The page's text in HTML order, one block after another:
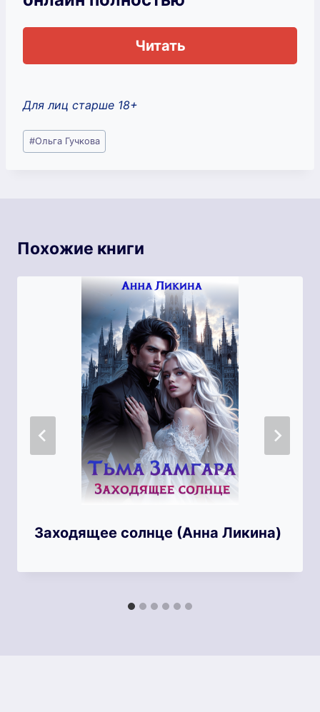
Читать
Для лиц старше 18+
Метки
записи:
#Ольга Гучкова
Похожие книги
Заходящее солнце (Анна Ликина)